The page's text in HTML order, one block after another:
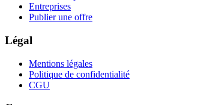
Entreprises
Publier une offre
Légal
Mentions légales
Politique de confidentialité
CGU